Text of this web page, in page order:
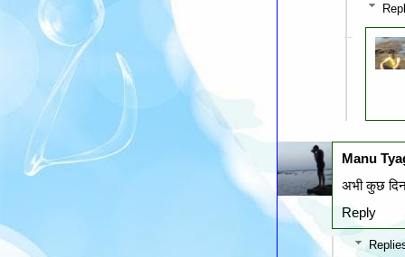
Manu
अभी कुछ
Reply